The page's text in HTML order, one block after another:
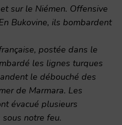
sur le Niémen. Offensive
Bukovine, ils bombardent
postée dans le
les lignes turques
le débouché des
de Marmara. Les
évacué plusieurs
notre feu.